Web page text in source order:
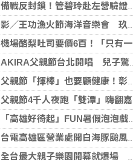
備戰反封鎖！管碧玲赴左營驗證海巡平戰轉換
影／王功漁火節海洋音樂會 玖壹壹壓軸、煙火嗨翻王功漁港
機場酪梨吐司要價6百！「只有一片麵包」旅客傻眼 專家揭高價背後原因
AKIRA父親節台北開唱 兒子驚喜獻聲「爸爸I Love You」
父親節「揮棒」也要顧健康！彰基現身原民壘球賽
父親節4千人夜跑「雙潭」嗨翻嘉義 黃敏惠鳴槍：運動打造幸福城市
「高雄好徛起」FUN暑假泡泡戲水樂園開張囉
台電高雄區營業處開白海豚颱風災害整備會議
全台最大親子樂園開幕就爆場 首日3萬人湧入、輕軌人次暴增20倍